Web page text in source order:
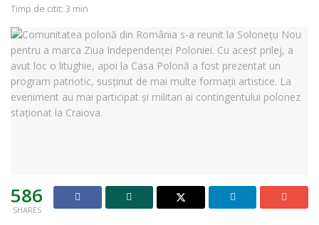
Timp de citit: 3 min
586
SHARES